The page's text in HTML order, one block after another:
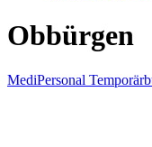
Obbürgen
MediPersonal